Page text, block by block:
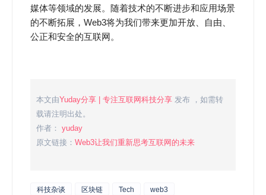
媒体等领域的发展。随着技术的不断进步和应用场景
的不断拓展，Web3将为我们带来更加开放、自由、
公正和安全的互联网。
本文由Yuday分享 | 专注互联网科技分享 发布 ，如需转
载请注明出处。
作者： yuday
原文链接： Web3让我们重新思考互联网的未来
科技杂谈 区块链 Tech web3